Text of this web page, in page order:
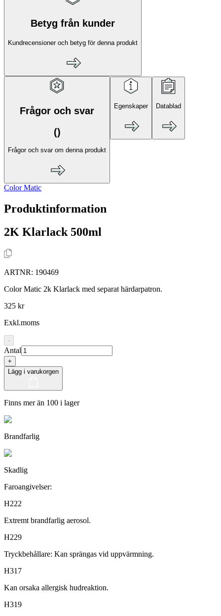
Betyg från kunder
Kundrecensioner och betyg för denna produkt
Frågor och svar
()
Frågor och svar om denna produkt
Egenskaper Datablad
Color Matic
Produktinformation
2K Klarlack 500ml
ARTNR: 190469
Color Matic 2k Klarlack med separat härdarpatron.
325 kr
Exkl.moms
-
Antal
+
Lägg i varukorgen
Finns mer än 100 i lager
Brandfarlig
Skadlig
Faroangivelser:
H222
Extremt brandfarlig aerosol.
H229
Tryckbehållare: Kan sprängas vid uppvärmning.
H317
Kan orsaka allergisk hudreaktion.
H319